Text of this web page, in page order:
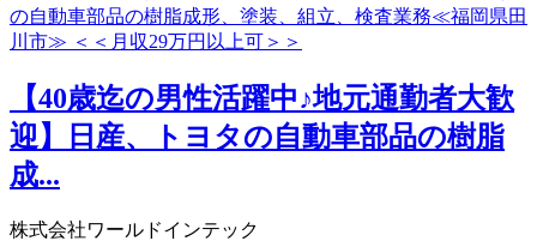
【40歳迄の男性活躍中♪地元通勤者大歓
迎】日産、トヨタの自動車部品の樹脂
成...
株式会社ワールドインテック